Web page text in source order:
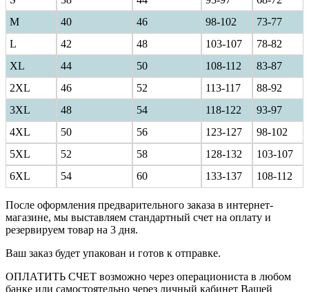
M
40 46 98-102
73-77
L
42 48 103-107
78-82
XL
44 50 108-112
83-87
2XL
46 52 113-117
88-92
3XL
48 54 118-122
93-97
4XL
50 56 123-127
98-102
5XL
52 58 128-132
103-107
6XL
54 60 133-137 108-112
После оформления предварительного заказа в интернет-
магазине, мы выставляем стандартный счет на оплату и
резервируем товар на 3 дня.
Ваш заказ будет упакован и готов к отправке.
ОПЛАТИТЬ СЧЕТ возможно через операциониста в любом
банке или самостоятельно через личный кабинет Вашей